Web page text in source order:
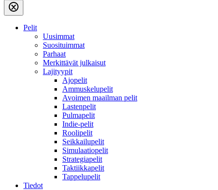
Pelit
Uusimmat
Suosituimmat
Parhaat
Merkittävät julkaisut
Lajityypit
Ajopelit
Ammuskelupelit
Avoimen maailman pelit
Lastenpelit
Pulmapelit
Indie-pelit
Roolipelit
Seikkailupelit
Simulaatiopelit
Strategiapelit
Taktiikkapelit
Tappelupelit
Tiedot